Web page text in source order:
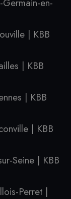
en-
| KBB
| KBB
| KBB
| KBB
Seine | KBB
Perret |